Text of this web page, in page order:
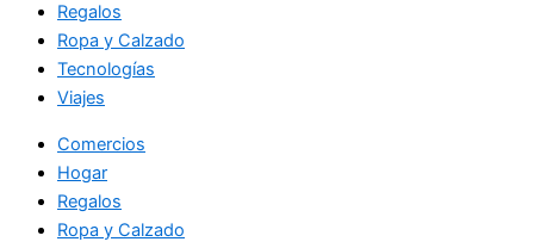
Regalos
Ropa y Calzado
Tecnologías
Viajes
Comercios
Hogar
Regalos
Ropa y Calzado